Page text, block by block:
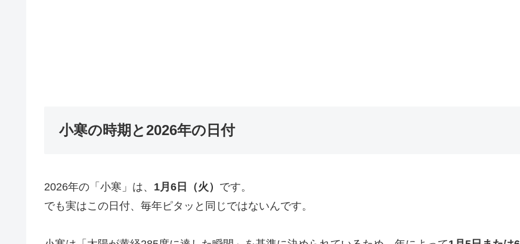
小寒の時期と2026年の日付
2026年の「小寒」は、 1月6日（火） です。
でも実はこの日付、毎年ピタッと同じではないんです。